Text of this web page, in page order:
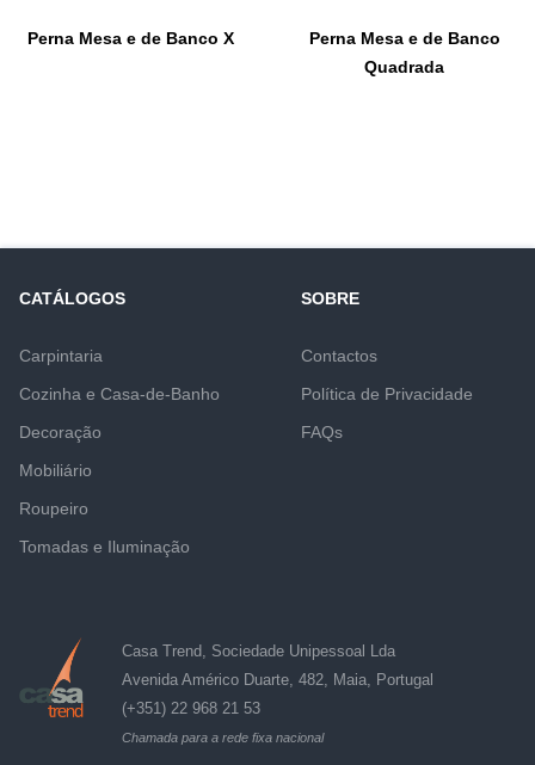
Perna Mesa e de Banco X
Perna Mesa e de Banco
Quadrada
CATÁLOGOS
Carpintaria
Cozinha e Casa-de-Banho
Decoração
Mobiliário
Roupeiro
Tomadas e Iluminação
SOBRE
Contactos
Política de Privacidade
FAQs
Casa Trend, Sociedade Unipessoal Lda
Avenida Américo Duarte, 482, Maia, Portugal
(+351) 22 968 21 53
Chamada para a rede fixa nacional